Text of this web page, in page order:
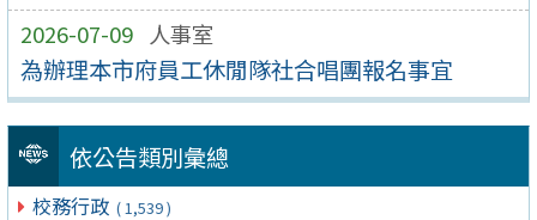
2026-07-09 人事室
為辦理本市府員工休閒隊社合唱團報名事宜
依公告類別彙總
校務行政 ( 1,539 )